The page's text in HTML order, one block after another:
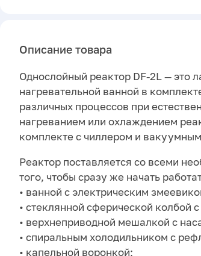
Описание товара
Однослойный реактор DF-2L — это
нагревательной ванной в
различных процессов при
нагреванием или охлаждением
комплекте с чиллером и
Реактор поставляется со всеми
того, чтобы сразу же начать
• ванной с электрическим
• стеклянной сферической колбой
• верхнеприводной мешалкой с
• спиральным холодильником с
• капельной воронкой;